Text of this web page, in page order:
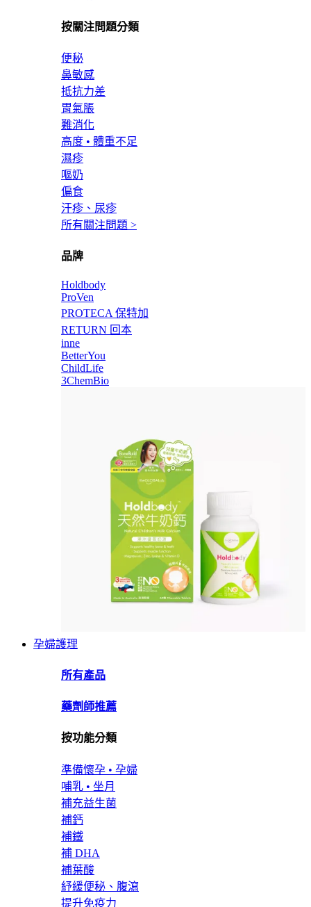
按關注問題分類
便秘
鼻敏感
抵抗力差
胃氣脹
難消化
高度 • 體重不足
濕疹
嘔奶
偏食
汗疹、尿疹
所有關注問題 >
品牌
Holdbody
ProVen
PROTECA 保特加
RETURN 回本
inne
BetterYou
ChildLife
3ChemBio
孕婦護理
所有產品
藥劑師推薦
按功能分類
準備懷孕 • 孕婦
哺乳 • 坐月
補充益生菌
補鈣
補鐵
補 DHA
補葉酸
紓緩便秘、腹瀉
提升免疫力